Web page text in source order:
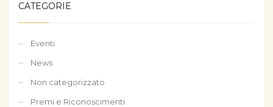
CATEGORIE
Eventi
News
Non categorizzato
Premi e Riconoscimenti